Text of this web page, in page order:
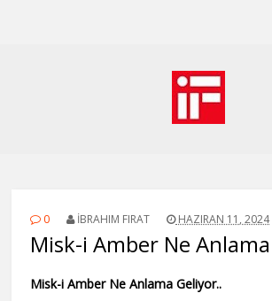
0 İBRAHIM FIRAT HAZIRAN 11, 2024
Misk-i Amber Ne
Misk-i Amber Ne Anlama Geliyor..